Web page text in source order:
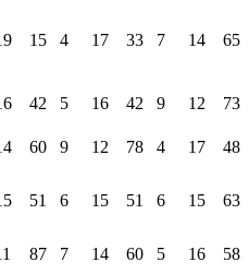
15 4 17 33 7 14 65
42 5 16 42 9 12 73
60 9 12 78 4 17 48
51 6 15 51 6 15 63
87 7 14 60 5 16 58